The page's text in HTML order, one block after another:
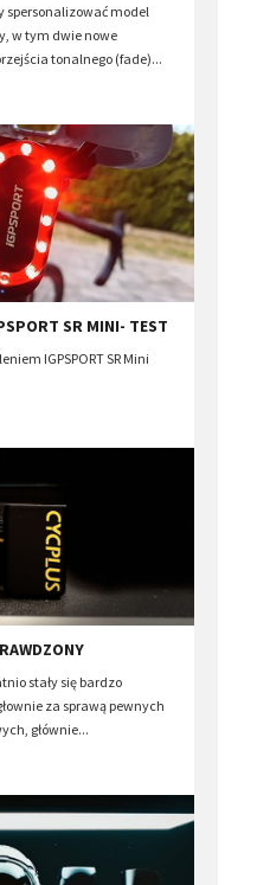
spersonalizować model
w tym dwie nowe
tonalnego (fade)...
SR MINI- TEST
IGPSPORT SR Mini
stały się bardzo
za sprawą pewnych
głównie...